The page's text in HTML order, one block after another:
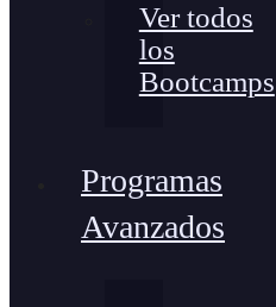
Ver todos
los
Bootcamps
Programas
Avanzados